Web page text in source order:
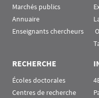
Marchés publics
Annuaire
Enseignants chercheurs
RECHERCHE
Écoles doctorales
Centres de recherche